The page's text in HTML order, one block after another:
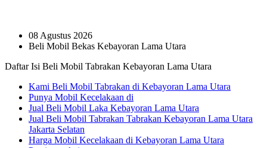
08 Agustus 2026
Beli Mobil Bekas Kebayoran Lama Utara
Daftar Isi Beli Mobil Tabrakan Kebayoran Lama Utara
Kami Beli Mobil Tabrakan di Kebayoran Lama Utara
Punya Mobil Kecelakaan di
Jual Beli Mobil Laka Kebayoran Lama Utara
Jual Beli Mobil Tabrakan Tabrakan Kebayoran Lama Utara
Jakarta Selatan
Harga Mobil Kecelakaan di Kebayoran Lama Utara